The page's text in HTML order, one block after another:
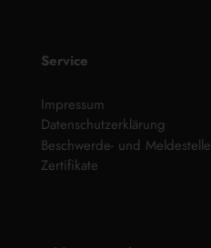
Service
Impressum
Datenschutzerklärung
Beschwerde- und Meldestelle
Zertifikate